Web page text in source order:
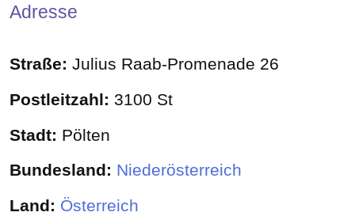
Adresse
Straße: Julius Raab-Promenade 26
Postleitzahl: 3100 St
Stadt: Pölten
Bundesland: Niederösterreich
Land: Österreich